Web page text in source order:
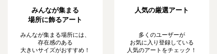
みんなが集まる
場所に飾るアート
みんなが集まる場所には、
存在感のある
大きいサイズがおすすめ！
人気の厳選アート
多くのユーザーが
お気に入り登録している
人気のアートをチェック！